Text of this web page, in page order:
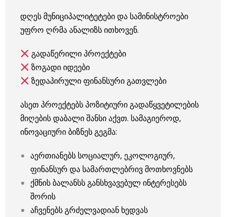
დღეს მუნიციპალიტეტები და სამინისტროები
უფრო ღრმა ანალიზს ითხოვენ.
გადაწერილი პროექტები
ზოგადი იდეები
ზედაპირული ფინანსური გათვლები
ასეთ პროექტებს პოზიტიური გადაწყვეტილების
მიღების დაბალი შანსი აქვთ. სამაგიეროდ,
ინოვაციური ბიზნეს გეგმა:
აერთიანებს სოციალურ, ეკოლოგიურ,
ფინანსურ და სამართლებრივ მოთხოვნებს
ქმნის ბალანსს განსხვავებულ ინტერესებს
შორის
აჩვენებს გრძელვადიან ხედვას